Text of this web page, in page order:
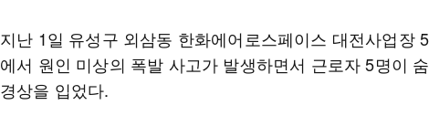
지난 1일 유성구 외삼동 한화에어로스페이스 대전사업장
에서 원인 미상의 폭발 사고가 발생하면서 근로자 5명이
경상을 입었다.